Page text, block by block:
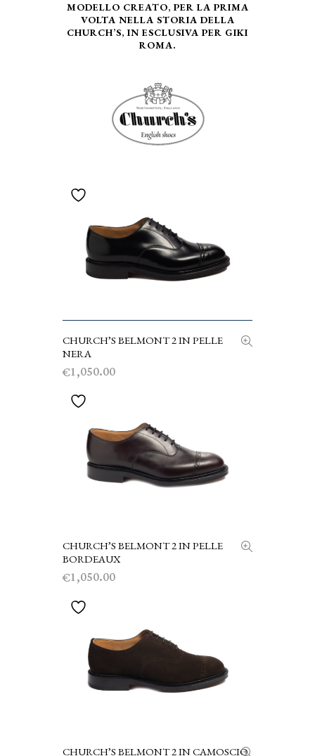
MODELLO CREATO, PER LA PRIMA
VOLTA NELLA STORIA DELLA
CHURCH’S, IN ESCLUSIVA PER GIKI
ROMA.
SCEGLI
CHURCH’S BELMONT 2 IN PELLE
NERA
€1,050.00
SCEGLI
CHURCH’S BELMONT 2 IN PELLE
BORDEAUX
€1,050.00
SCEGLI
CHURCH’S BELMONT 2 IN CAMOSCIO